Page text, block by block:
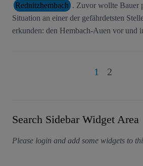
Rednitzhembach . Zuvor wollte Bauer
Situation an einer der gefährdetsten
erkunden: den Hembach-Auen vor und
1 2
Search Sidebar Widget Area
Please login and add some widgets to